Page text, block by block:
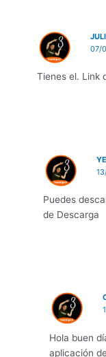
07/
Tienes el. Link
Puedes
de Descarga
Hola buen
aplicación